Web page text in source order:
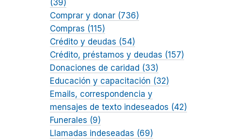
(39)
Comprar y donar (736)
Compras (115)
Crédito y deudas (54)
Crédito, préstamos y deudas (157)
Donaciones de caridad (33)
Educación y capacitación (32)
Emails, correspondencia y
mensajes de texto indeseados (42)
Funerales (9)
Llamadas indeseadas (69)